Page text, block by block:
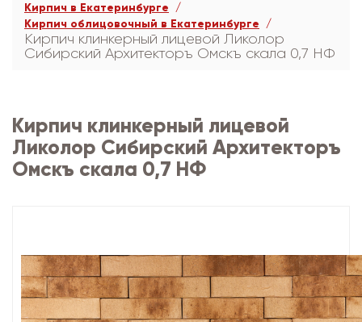
Кирпич в Екатеринбурге
Кирпич облицовочный в Екатеринбурге
Кирпич клинкерный лицевой Ликолор
Сибирский Архитекторъ Омскъ скала 0,7 НФ
Кирпич клинкерный лицевой
Ликолор Сибирский Архитекторъ
Омскъ скала 0,7 НФ